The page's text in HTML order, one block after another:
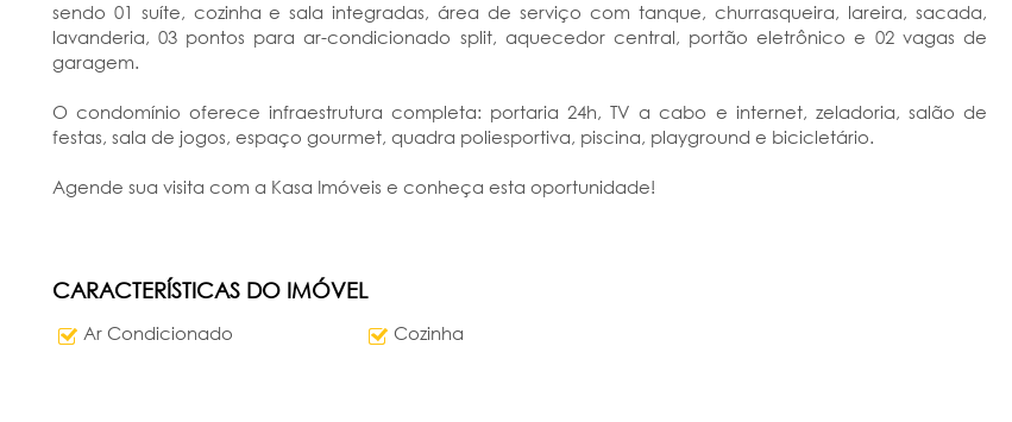
sendo 01 suíte, cozinha e sala integradas, área de serviço com tanque, churrasqueira, lareira, sacada,
lavanderia, 03 pontos para ar-condicionado split, aquecedor central, portão eletrônico e 02 vagas de
garagem.
O condomínio oferece infraestrutura completa: portaria 24h, TV a cabo e internet, zeladoria, salão de
festas, sala de jogos, espaço gourmet, quadra poliesportiva, piscina, playground e bicicletário.
Agende sua visita com a Kasa Imóveis e conheça esta oportunidade!
CARACTERÍSTICAS DO IMÓVEL
Ar Condicionado Cozinha